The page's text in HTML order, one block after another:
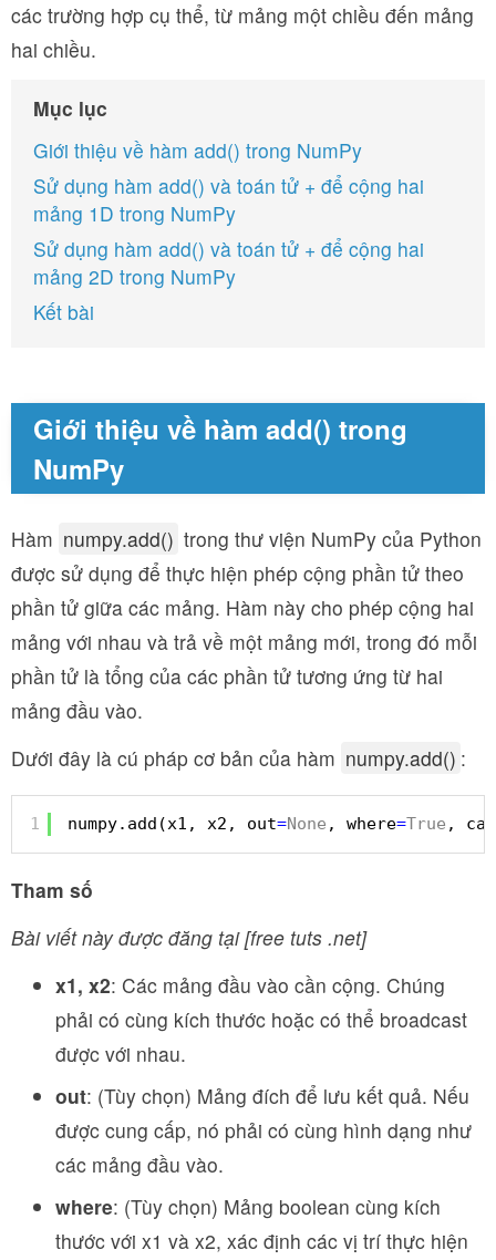
các trường hợp cụ thể, từ mảng một chiều đến mảng
hai chiều.
Mục lục
Giới thiệu về hàm add() trong NumPy
Sử dụng hàm add() và toán tử + để cộng hai
mảng 1D trong NumPy
Sử dụng hàm add() và toán tử + để cộng hai
mảng 2D trong NumPy
Kết bài
Giới thiệu về hàm add() trong
NumPy
Hàm numpy.add() trong thư viện NumPy của Python
được sử dụng để thực hiện phép cộng phần tử theo
phần tử giữa các mảng. Hàm này cho phép cộng hai
mảng với nhau và trả về một mảng mới, trong đó mỗi
phần tử là tổng của các phần tử tương ứng từ hai
mảng đầu vào.
Dưới đây là cú pháp cơ bản của hàm numpy.add() :
1 numpy.add(x1, x2, out=None , where=True ,
Tham số
Bài viết này được đăng tại [free tuts .net]
x1, x2: Các mảng đầu vào cần cộng. Chúng
phải có cùng kích thước hoặc có thể broadcast
được với nhau.
out: (Tùy chọn) Mảng đích để lưu kết quả. Nếu
được cung cấp, nó phải có cùng hình dạng như
các mảng đầu vào.
where: (Tùy chọn) Mảng boolean cùng kích
thước với x1 và x2, xác định các vị trí thực hiện